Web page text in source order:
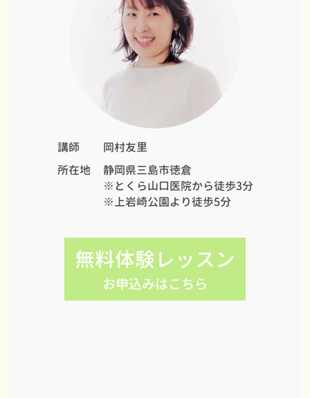
講師
岡村友里
所在地
静岡県三島市徳倉
※とくら山口医院から徒歩3分
※上岩崎公園より徒歩5分
無料体験レッスン
お申込みはこちら